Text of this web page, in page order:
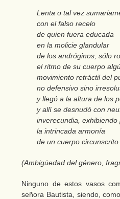
Lenta o tal vez
con el falso recelo
de quien fuera educada
en la molicie glandular
de los andróginos, sólo
el ritmo de su cuerpo
movimiento retráctil del
no defensivo sino
y llegó a la altura de los
y allí se desnudó con
inverecundia, exhibiendo
la intrincada armonía
de un cuerpo
(Ambigüedad del género,
Ninguno de estos vasos
señora Bautista, siendo,